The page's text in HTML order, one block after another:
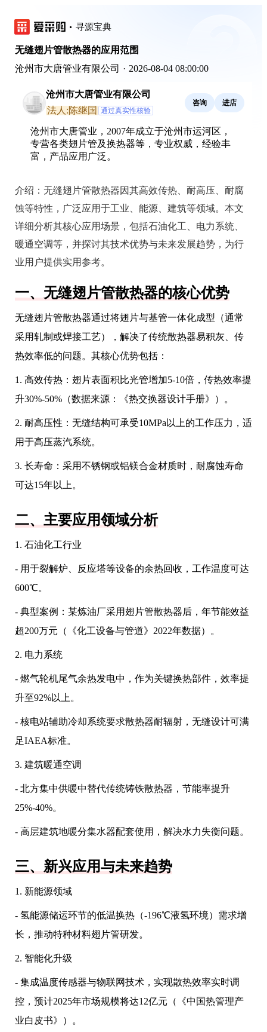
寻源宝典
无缝翅片管散热器的应用范围
沧州市大唐管业有限公司 · 2026-08-04 08:00:00
沧州市大唐管业有限公司
法人:陈继国
通过真实性核验
咨询 进店
沧州市大唐管业，2007年成立于沧州市运河区，
专营各类翅片管及换热器等，专业权威，经验丰
富，产品应用广泛。
介绍： 无缝翅片管散热器因其高效传热、耐高压、耐腐
蚀等特性，广泛应用于工业、能源、建筑等领域。本文
详细分析其核心应用场景，包括石油化工、电力系统、
暖通空调等，并探讨其技术优势与未来发展趋势，为行
业用户提供实用参考。
一、无缝翅片管散热器的核心优势
无缝翅片管散热器通过将翅片与基管一体化成型（通常
采用轧制或焊接工艺），解决了传统散热器易积灰、传
热效率低的问题。其核心优势包括：
1. 高效传热：翅片表面积比光管增加5-10倍，传热效率提
升30%-50%（数据来源：《热交换器设计手册》）。
2. 耐高压性：无缝结构可承受10MPa以上的工作压力，适
用于高压蒸汽系统。
3. 长寿命：采用不锈钢或铝镁合金材质时，耐腐蚀寿命
可达15年以上。
二、主要应用领域分析
1. 石油化工行业
- 用于裂解炉、反应塔等设备的余热回收，工作温度可达
600℃。
- 典型案例：某炼油厂采用翅片管散热器后，年节能效益
超200万元（《化工设备与管道》2022年数据）。
2. 电力系统
- 燃气轮机尾气余热发电中，作为关键换热部件，效率提
升至92%以上。
- 核电站辅助冷却系统要求散热器耐辐射，无缝设计可满
足IAEA标准。
3. 建筑暖通空调
- 北方集中供暖中替代传统铸铁散热器，节能率提升
25%-40%。
- 高层建筑地暖分集水器配套使用，解决水力失衡问题。
三、新兴应用与未来趋势
1. 新能源领域
- 氢能源储运环节的低温换热（-196℃液氢环境）需求增
长，推动特种材料翅片管研发。
2. 智能化升级
- 集成温度传感器与物联网技术，实现散热效率实时调
控，预计2025年市场规模将达12亿元（《中国热管理产
业白皮书》）。